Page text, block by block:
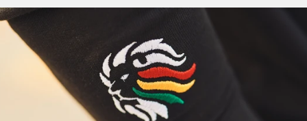
Nach Erhalt der Sendung schicken wir dir umgehend
deinen neuen Artikel kostenfrei zu